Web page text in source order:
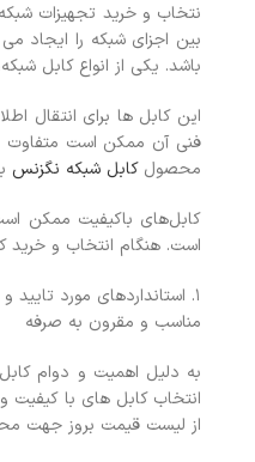
نتخاب و خرید تجهیزات
بین اجزای شبکه را ایجاد
باشد. یکی از انواع کابل
این کابل ها برای انتقال
فنی آن ممکن است متفاوت
محصول کابل شبکه نگزنس
کابل‌های باکیفیت ممکن
است. هنگام انتخاب و خرید
مناسب و مقرون به صرفه
به دلیل اهمیت و دوام
انتخاب کابل های با کیفیت
از لیست قیمت بروز جهت